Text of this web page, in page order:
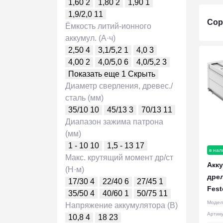
1,60 2 1,80 2 1,90 1
1,9/2,0 11
Ёмкость литий-ионного
аккумул. (А·ч)
2,50 4 3,1/5,2 1 4,0 3
4,00 2 4,0/5,0 6 4,0/5,2 3
Показать еще 1 Скрыть
Диаметр сверления, древес./
сталь (мм)
35/10 10 45/13 3 70/13 11
Диапазон зажима патрона
(мм)
1 - 10 10 1,5 - 13 17
Макс. крутящий момент др/ст
(Н·м)
17/30 4 22/40 6 27/45 1
35/50 4 40/60 1 50/75 11
Напряжение аккумулятора (В)
10,8 4 18 23
в